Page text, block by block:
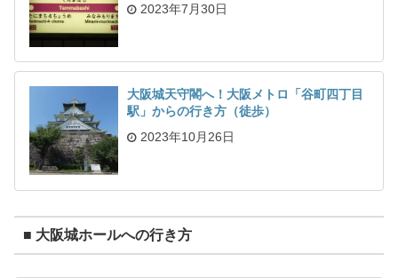
2023年7月30日
大阪城天守閣へ！大阪メトロ「谷町四丁目
駅」からの行き方（徒歩）
2023年10月26日
■ 大阪城ホールへの行き方